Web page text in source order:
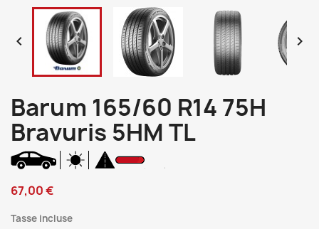
 
Barum 165/60 R14 75H
Bravuris 5HM TL
67,00 €
Tasse incluse